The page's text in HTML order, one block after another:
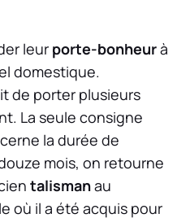
leur porte-bonheurà
domestique.
de porter plusieurs
La seule consigne
la durée de
mois, on retourne
talismanau
où il a été acquis pour